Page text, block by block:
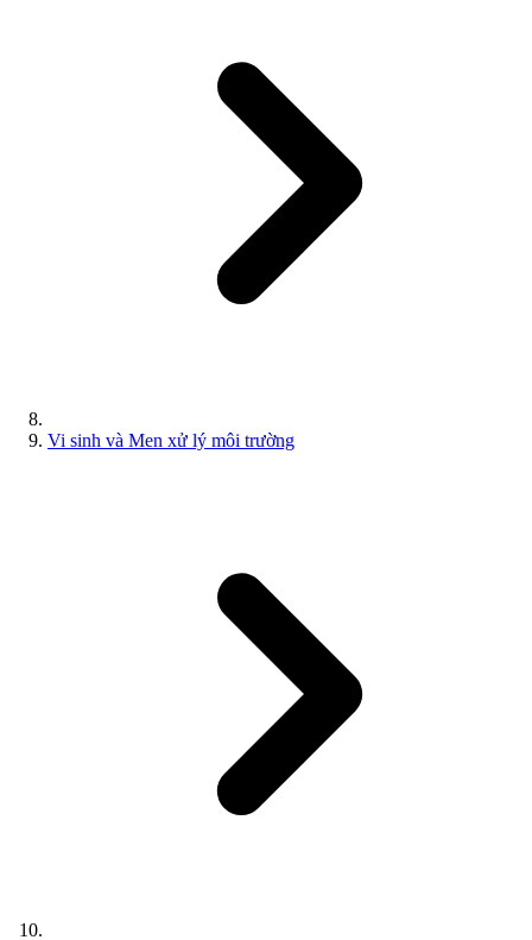
Vi sinh và Men xử lý môi trường